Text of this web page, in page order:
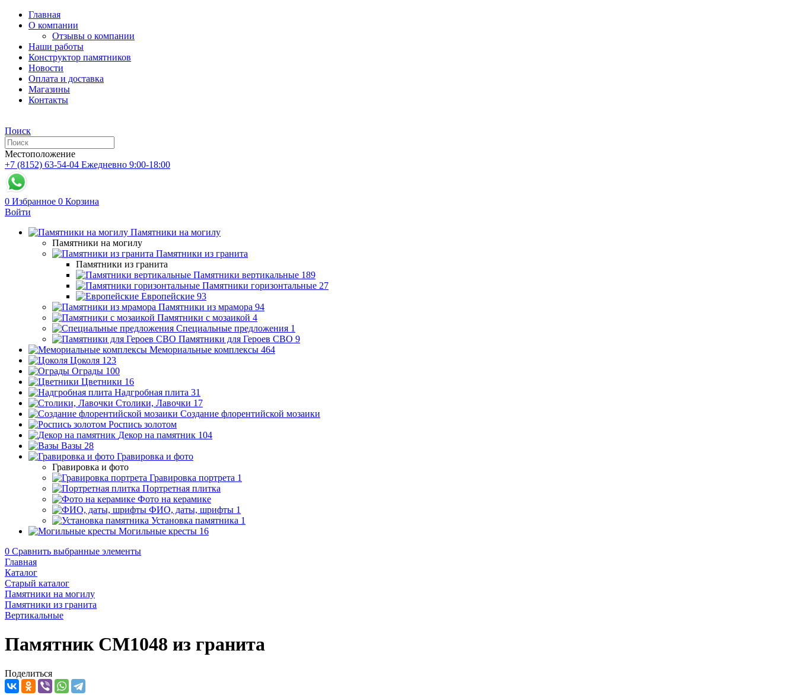
Главная
О компании
Отзывы о компании
Наши работы
Конструктор памятников
Новости
Оплата и доставка
Магазины
Контакты
Поиск
Местоположение
+7 (8152) 63-54-04 Ежедневно 9:00-18:00
0 Избранное 0 Корзина
Войти
Памятники на могилу
Памятники на могилу
Памятники из гранита
Памятники из гранита
Памятники вертикальные 189
Памятники горизонтальные 27
Европейские 93
Памятники из мрамора 94
Памятники с мозаикой 4
Специальные предложения 1
Памятники для Героев СВО 9
Мемориальные комплексы 464
Цоколя 123
Ограды 100
Цветники 16
Надгробная плита 31
Столики, Лавочки 17
Создание флорентийской мозаики
Роспись золотом
Декор на памятник 104
Вазы 28
Гравировка и фото
Гравировка и фото
Гравировка портрета 1
Портретная плитка
Фото на керамике
ФИО, даты, шрифты 1
Установка памятника 1
Могильные кресты 16
0 Сравнить выбранные элементы
Главная
Каталог
Старый каталог
Памятники на могилу
Памятники из гранита
Вертикальные
Памятник CM1048 из гранита
Поделиться